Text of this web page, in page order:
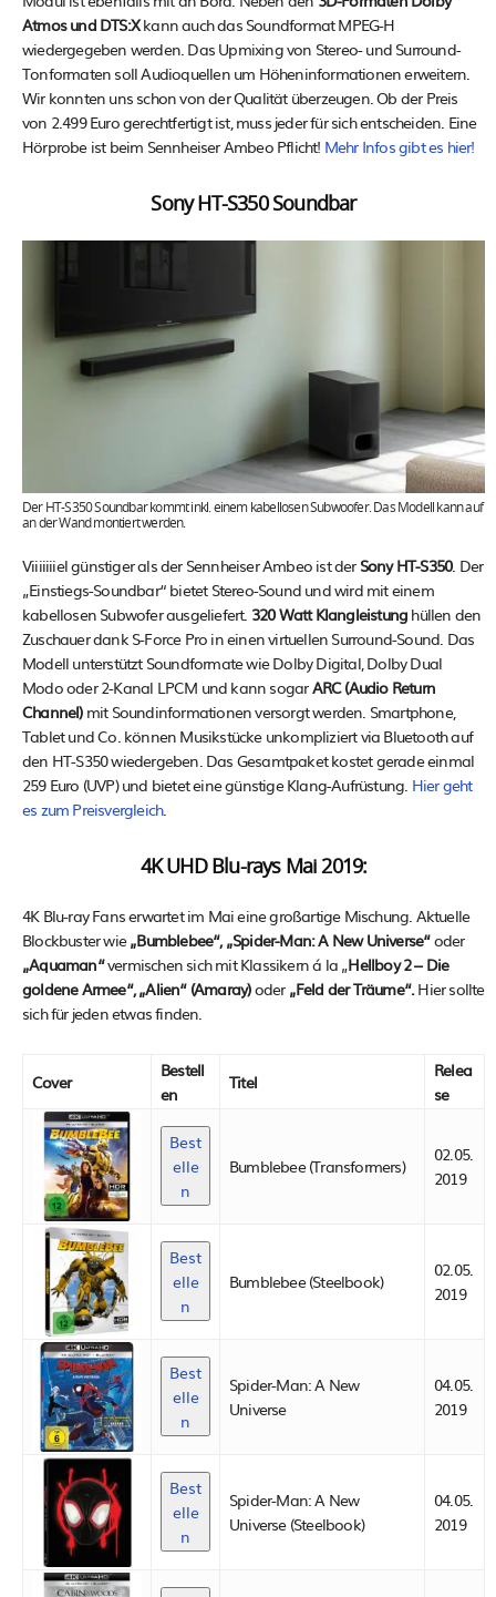
Atmos und DTS:Xkann auch das Soundformat MPEG-H
wiedergegeben werden. Das Upmixing von Stereo- und Surround-
Tonformaten soll Audioquellen um Höheninformationen erweitern.
Wir konnten uns schon von der Qualität überzeugen. Ob der Preis
von 2.499 Euro gerechtfertigt ist, muss jeder für sich entscheiden. Eine
Hörprobe ist beim Sennheiser Ambeo Pflicht! Mehr Infos gibt es hier!
Sony HT-S350 Soundbar
Der HT-S350 Soundbar kommt inkl. einem kabellosen Subwoofer. Das Modell kann auf
an der Wand montiert werden.
Viiiiiiiel günstiger als der Sennheiser Ambeo ist der Sony HT-S350. Der
„Einstiegs-Soundbar“ bietet Stereo-Sound und wird mit einem
kabellosen Subwofer ausgeliefert. 320 Watt Klangleistung hüllen den
Zuschauer dank S-Force Pro in einen virtuellen Surround-Sound. Das
Modell unterstützt Soundformate wie Dolby Digital, Dolby Dual
Modo oder 2-Kanal LPCM und kann sogarARC (Audio Return
Channel)mit Soundinformationen versorgt werden. Smartphone,
Tablet und Co. können Musikstücke unkompliziert via Bluetooth auf
den HT-S350 wiedergeben. Das Gesamtpaket kostet gerade einmal
259 Euro (UVP) und bietet eine günstige Klang-Aufrüstung. Hier geht
es zum Preisvergleich.
4K UHD Blu-rays Mai 2019:
4K Blu-ray Fans erwartet im Mai eine großartige Mischung. Aktuelle
Blockbuster wie„Bumblebee“, „Spider-Man: A New Universe“oder
„Aquaman“vermischen sich mit Klassikern á la „Hellboy 2 – Die
goldene Armee“, „Alien“ (Amaray)oder „Feld der Träume“.Hier sollte
sich für jeden etwas finden.
Cover
Bestell
en
Titel
Relea
se
Best
elle
n
Bumblebee (Transformers)
02.05.
2019
Best
elle
n
Bumblebee (Steelbook)
02.05.
2019
Best
elle
n
Spider-Man: A New
Universe
04.05.
2019
Best
elle
n
Spider-Man: A New
Universe (Steelbook)
04.05.
2019